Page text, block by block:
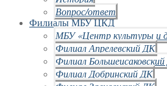
Вопрос/ответ
Филиалы МБУ ЦКД
МБУ «Центр культуры и
Филиал Апрелевский ДК
Филиал
Филиал Добринский ДК